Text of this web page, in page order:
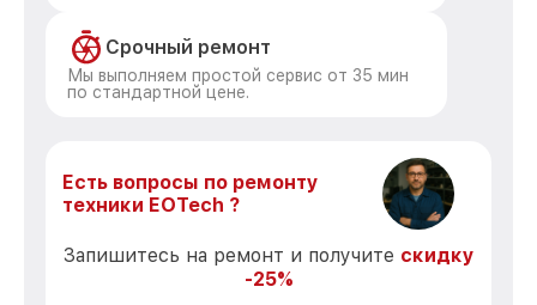
Срочный ремонт
Мы выполняем простой сервис от 35 мин
по стандартной цене.
Есть вопросы по ремонту
техники EOTech ?
Запишитесь на ремонт и получите скидку
-25%